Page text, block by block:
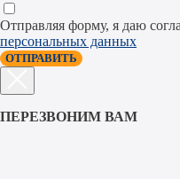
Отправляя форму, я даю
персональных данных
ОТПРАВИТЬ
ПЕРЕЗВОНИМ ВАМ